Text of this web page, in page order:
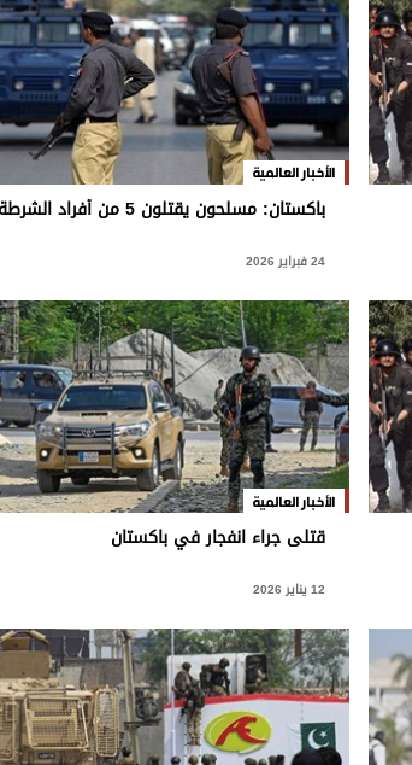
الأخبار العالمية
باكستان: مسلحون يقتلون 5 من أفراد الشرطة
24 فبراير 2026
الأخبار العالمية
قتلى جراء انفجار في باكستان
12 يناير 2026